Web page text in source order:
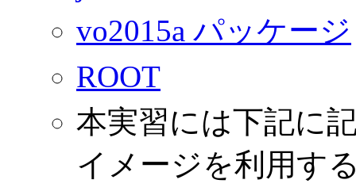
vo2015a パッケージ
ROOT
本実習には下記に
イメージを利用す